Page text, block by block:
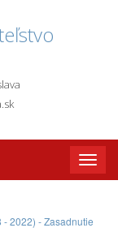
Toggle
2022) - Zasadnutie